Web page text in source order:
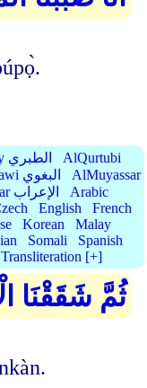
AtTabariy الطبري
AlQurtubi
AlBaghawi البغوي
AlMuyassar
Grammar الإعراب
Arabic
English
French
Korean
Malay
Somali
Spanish
Transliteration [+]
ثُمَّ شَقَقْنَا